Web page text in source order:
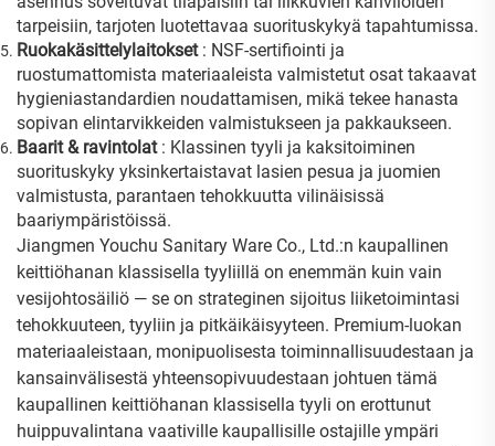
tarpeisiin, tarjoten luotettavaa suorituskykyä tapahtumissa.
Ruokakäsittelylaitokset : NSF-sertifiointi ja
ruostumattomista materiaaleista valmistetut osat takaavat
hygieniastandardien noudattamisen, mikä tekee hanasta
sopivan elintarvikkeiden valmistukseen ja pakkaukseen.
Baarit & ravintolat : Klassinen tyyli ja kaksitoiminen
suorituskyky yksinkertaistavat lasien pesua ja juomien
valmistusta, parantaen tehokkuutta vilinäisissä
baariympäristöissä.
Jiangmen Youchu Sanitary Ware Co., Ltd.:n kaupallinen
keittiöhanan klassisella tyyliillä on enemmän kuin vain
vesijohtosäiliö — se on strateginen sijoitus liiketoimintasi
tehokkuuteen, tyyliin ja pitkäikäisyyteen. Premium-luokan
materiaaleistaan, monipuolisesta toiminnallisuudestaan ja
kansainvälisestä yhteensopivuudestaan johtuen tämä
kaupallinen keittiöhanan klassisella tyyli on erottunut
huippuvalintana vaativille kaupallisille ostajille ympäri